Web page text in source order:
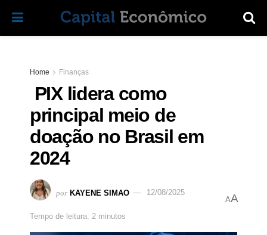
Home Finanças
PIX lidera como
principal meio de
doação no Brasil em
2024
por KAYENE SIMAO 12/08/2025
Tempo de leitura: 2 minutos
AA